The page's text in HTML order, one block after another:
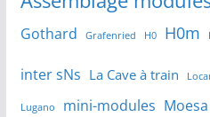
Gothard Grafenried H0 H0m
inter sNs La Cave à train
Lugano mini-modules Moesa